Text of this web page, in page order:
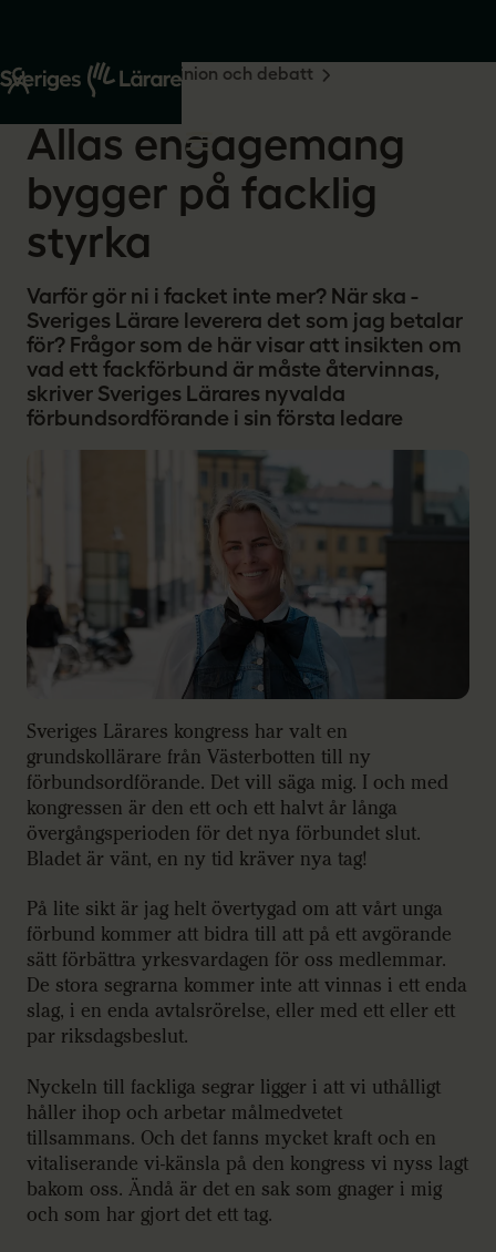
Start Om oss
Opinion och debatt
2024-06-06
Allas engagemang
bygger på facklig
styrka
Varför gör ni i facket inte mer? När ska ­
Sveriges Lärare leverera det som jag betalar
för? Frågor som de här visar att insikten om
vad ett fackförbund är måste återvinnas,
skriver Sveriges Lärares nyvalda
förbundsordförande i sin första ledare
Sveriges Lärares kongress har valt en
grundskollärare från Västerbotten till ny
förbundsordförande. Det vill säga mig. I och med
kongressen är den ett och ett halvt år långa
övergångsperioden för det nya förbundet slut.
Bladet är vänt, en ny tid kräver nya tag!
På lite sikt är jag helt övertygad om att vårt unga
förbund kommer att bidra till att på ett avgörande
sätt förbättra yrkesvardagen för oss medlemmar.
De stora segrarna kommer inte att vinnas i ett enda
slag, i en enda avtalsrörelse, eller med ett eller ett
par riksdagsbeslut.
Nyckeln till fackliga segrar ligger i att vi uthålligt
håller ihop och arbetar målmedvetet
tillsammans. Och det fanns mycket kraft och en
vitaliserande vi-känsla på den kongress vi nyss lagt
bakom oss. Ändå är det en sak som gnager i mig
och som har gjort det ett tag.